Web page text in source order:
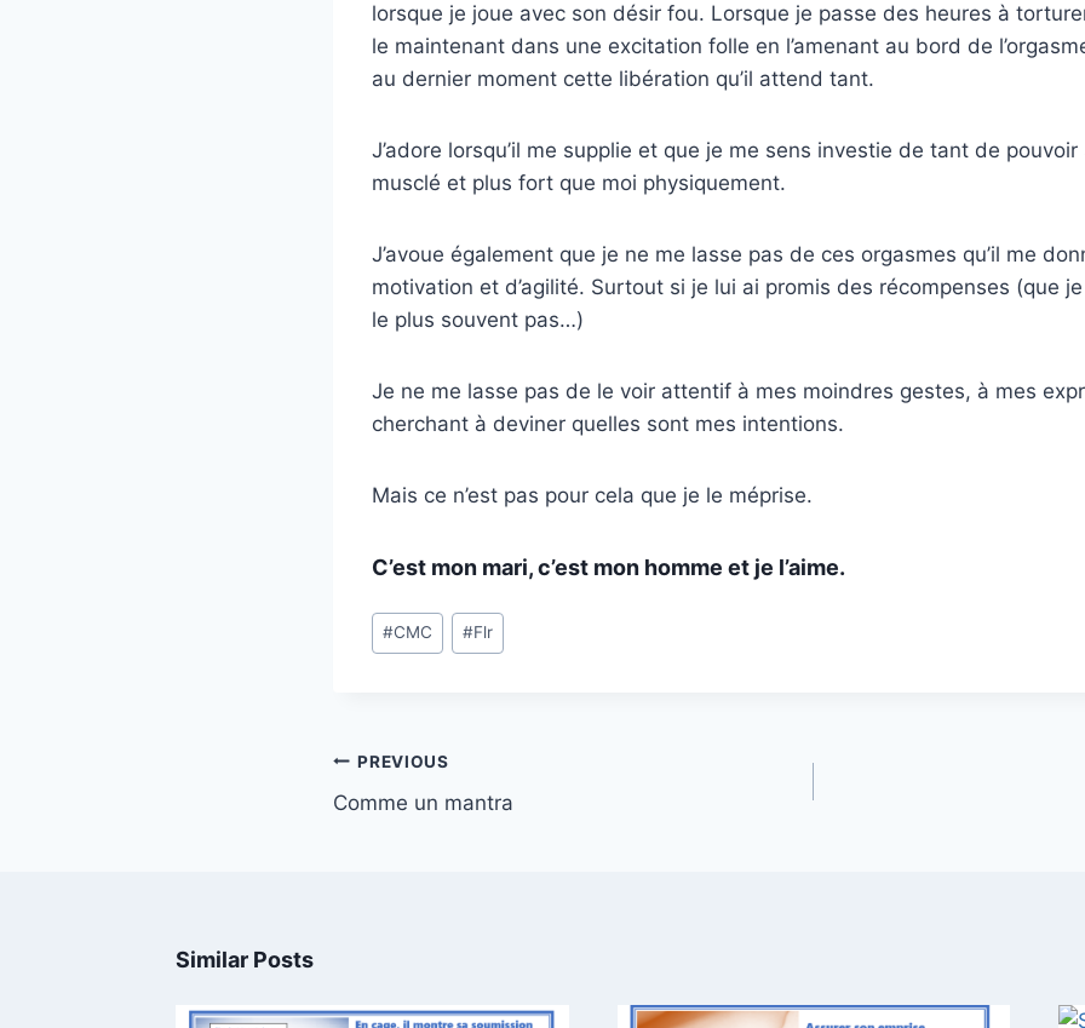
lorsque je joue avec son désir fou. Lorsque je passe des heures à
le maintenant dans une excitation folle en l’amenant au bord de
au dernier moment cette libération qu’il attend tant.
J’adore lorsqu’il me supplie et que je me sens investie de tant de
musclé et plus fort que moi physiquement.
J’avoue également que je ne me lasse pas de ces orgasmes qu’il me
motivation et d’agilité. Surtout si je lui ai promis des récompenses (que
le plus souvent pas…)
Je ne me lasse pas de le voir attentif à mes moindres gestes, à mes
cherchant à deviner quelles sont mes intentions.
Mais ce n’est pas pour cela que je le méprise.
C’est mon mari, c’est mon homme et je l’aime.
Post
Tags:
#CMC #Flr
Post
navigation
PREVIOUS
Comme un mantra
Similar Posts